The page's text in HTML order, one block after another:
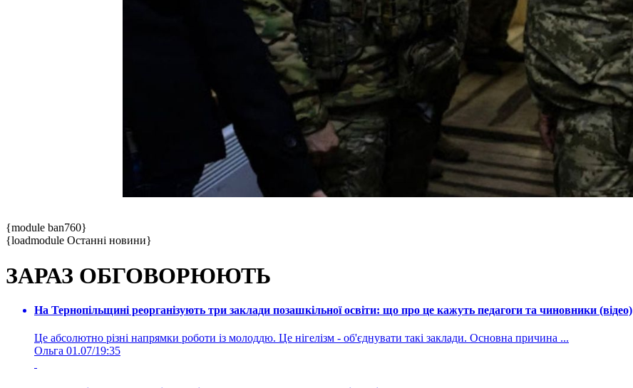
{module ban760}
{loadmodule Останні новини}
ЗАРАЗ ОБГОВОРЮЮТЬ
На Тернопільщині реорганізують три заклади позашкільної освіти: що про це кажуть педагоги та чиновники (відео)
Це абсолютно різні напрямки роботи із молоддю. Це нігелізм - об'єднувати такі заклади. Основна причина ...
Ольга 01.07/19:35